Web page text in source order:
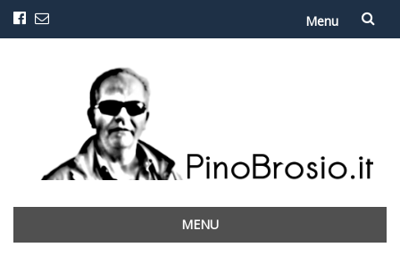
Menu
contenuto
MENU